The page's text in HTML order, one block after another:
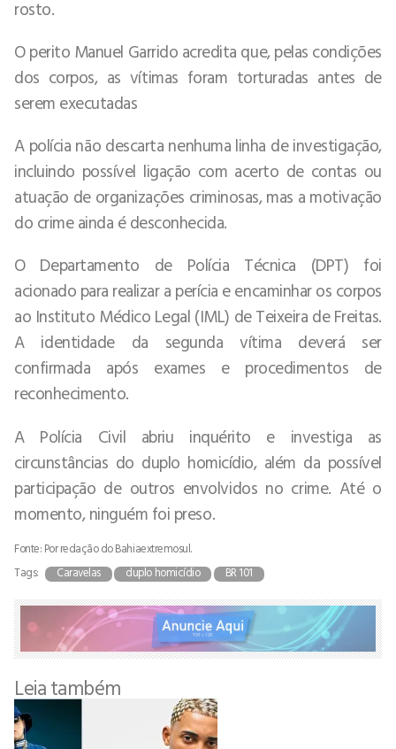
rosto.
O perito Manuel Garrido acredita que, pelas condições
dos corpos, as vítimas foram torturadas antes de
serem executadas
A polícia não descarta nenhuma linha de investigação,
incluindo possível ligação com acerto de contas ou
atuação de organizações criminosas, mas a motivação
do crime ainda é desconhecida.
O Departamento de Polícia Técnica (DPT) foi
acionado para realizar a perícia e encaminhar os corpos
ao Instituto Médico Legal (IML) de Teixeira de Freitas.
A identidade da segunda vítima deverá ser
confirmada após exames e procedimentos de
reconhecimento.
A Polícia Civil abriu inquérito e investiga as
circunstâncias do duplo homicídio, além da possível
participação de outros envolvidos no crime. Até o
momento, ninguém foi preso.
Fonte: Por redação do Bahiaextremosul.
Tags:
Caravelas duplo homicídio BR 101
Leia também